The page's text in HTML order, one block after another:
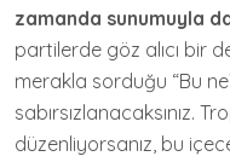
zamanda sunumuyla
partilerde göz alıcı bir
merakla sorduğu “Bu
sabırsızlanacaksınız.
düzenliyorsanız, bu